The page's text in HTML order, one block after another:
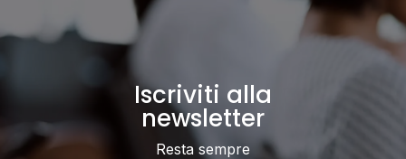
Iscriviti alla
newsletter
Resta sempre